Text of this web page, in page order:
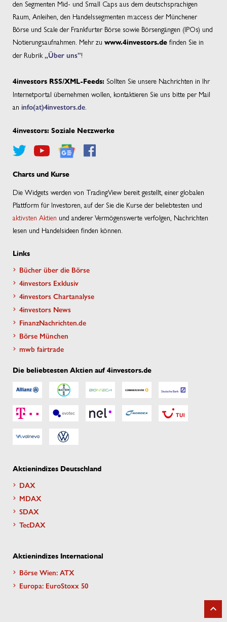
den Segmenten Mid- und Small Caps aus dem deutschsprachigen
Raum, Anleihen, den Handelssegmenten m:access der Münchener
Börse und Scale der Frankfurter Börse sowie Börsengängen (IPOs) und
Notierungsaufnahmen. Mehr zu www.4investors.de finden Sie in
der Rubrik „Über uns”!
4investors RSS/XML-Feeds: Sollten Sie unsere Nachrichten in Ihr
Internetportal übernehmen wollen, kontaktieren Sie uns bitte per Mail
an info(at)4investors.de
4investors: Soziale Netzwerke
Charts und Kurse
Die Widgets werden von TradingView bereit gestellt, einer globalen
Plattform für Investoren, auf der Sie die Kurse der beliebtesten und
aktivsten Aktien und anderer Vermögenswerte verfolgen, Nachrichten
lesen und Handelsideen finden können.
Links
Bücher über die Börse
4investors Exklusiv
4investors Chartanalyse
4investors News
FinanzNachrichten.de
Börse München
mwb fairtrade
Die beliebtesten Aktien auf 4investors.de
Aktienindizes Deutschland
DAX
MDAX
SDAX
TecDAX
Aktienindizes International
Börse Wien: ATX
Europa: EuroStoxx 50